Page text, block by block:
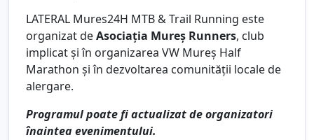
LATERAL Mures24H MTB & Trail Running este
organizat deAsociația Mureș Runners, club
implicat și în organizarea VW Mureș Half
Marathon și în dezvoltarea comunității locale de
alergare.
Programul poate fi actualizat de organizatori
înaintea evenimentului.